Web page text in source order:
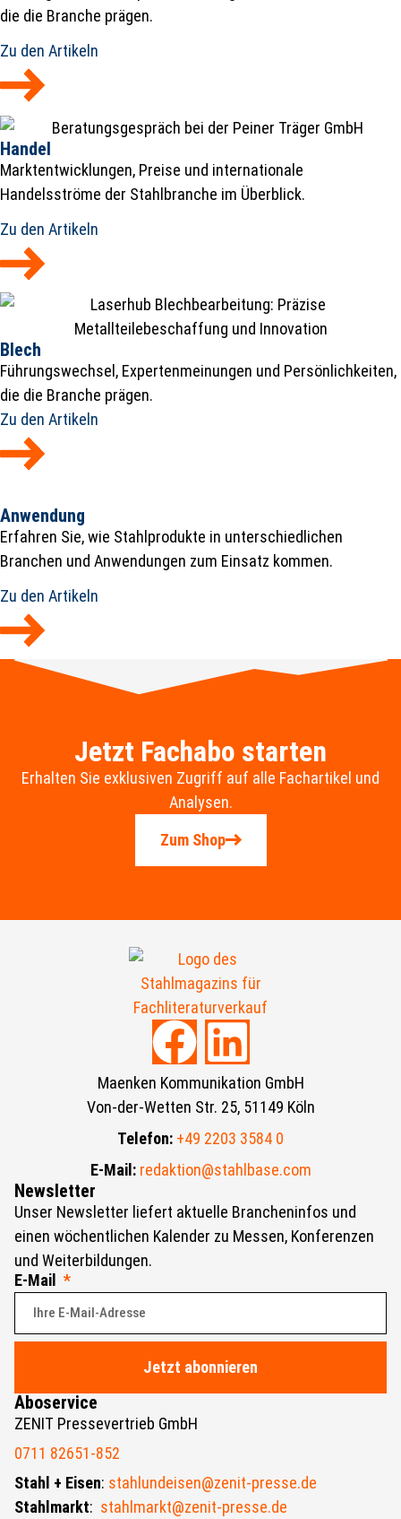
die die Branche prägen.
Zu den Artikeln
Handel
Marktentwicklungen, Preise und internationale
Handelsströme der Stahlbranche im Überblick.
Zu den Artikeln
Blech
Führungswechsel, Expertenmeinungen und Persönlichkeiten,
die die Branche prägen.
Zu den Artikeln
Anwendung
Erfahren Sie, wie Stahlprodukte in unterschiedlichen
Branchen und Anwendungen zum Einsatz kommen.
Zu den Artikeln
Jetzt Fachabo starten
Erhalten Sie exklusiven Zugriff auf alle Fachartikel und
Analysen.
Zum Shop
Newsletter
Unser Newsletter liefert aktuelle Brancheninfos und
einen wöchentlichen Kalender zu Messen, Konferenzen
und Weiterbildungen.
E-Mail
Jetzt abonnieren
Aboservice
ZENIT Pressevertrieb GmbH
0711 82651-852
Stahl + Eisen: stahlundeisen@zenit-presse.de
Stahlmarkt: stahlmarkt@zenit-presse.de
Maenken Kommunikation GmbH
Von-der-Wetten Str. 25, 51149 Köln
Telefon: +49 2203 3584 0
E-Mail: redaktion@stahlbase.com